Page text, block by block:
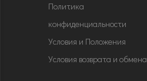
Политика
конфиденциальности
Условия и Положения
Условия возврата и обмена